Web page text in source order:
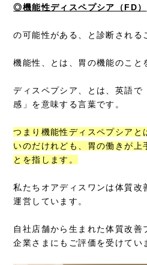
◎機能性ディスペプシア（FD）
の可能性がある、と診断される
機能性、とは、胃の機能のこと
ディスペプシア、とは、英語で
感」を意味する言葉です。
つまり機能性ディスペプシアと
いのだけれども、胃の働きが上
とを指します。
私たちオアディスワンは体質改
運営しています。
自社店舗から生まれた体質改善
企業さまにもご評価を受けてい